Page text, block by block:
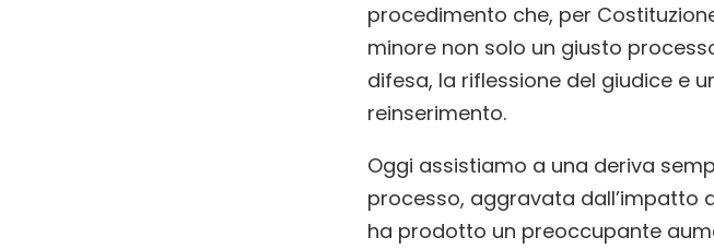
procedimento che, per
minore non solo un giusto
difesa, la riflessione del giudice e
reinserimento.
Oggi assistiamo a una deriva
processo, aggravata dall’impatto
ha prodotto un preoccupante